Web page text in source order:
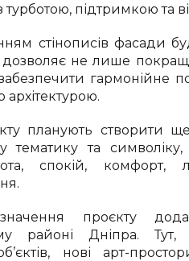
турботою, підтримкою та
стінописів фасади
не лише
гармонійне
планують створити
тематику та символіку,
спокій,
проєкту
районі Дніпра.
нові арт-